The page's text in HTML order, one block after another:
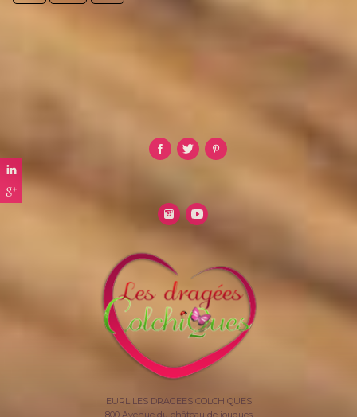
EURL LES DRAGEES COLCHIQUES
800 Avenue du château de jouques